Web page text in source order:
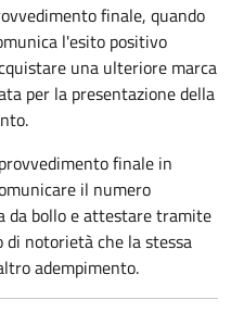
finale, quando
l'esito positivo
una ulteriore marca
per la presentazione della
finale in
il numero
da bollo e attestare tramite
notorietà che la stessa
adempimento.